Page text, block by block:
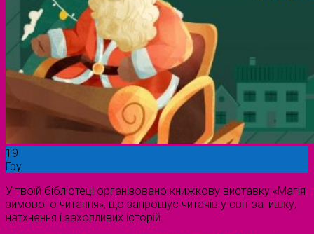
19
Гру
У твоїй бібліотеці організовано книжкову виставку «Магія
зимового читання», що запрошує читачів у світ затишку,
натхнення і захопливих історій.